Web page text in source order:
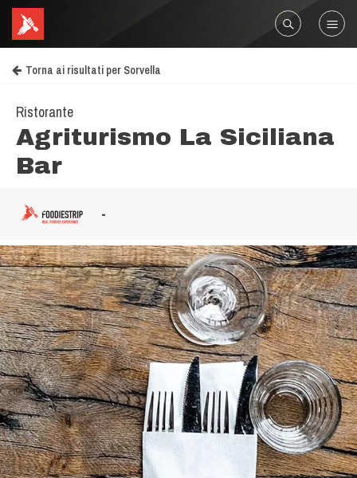
Torna ai risultati per Sorvella
Ristorante
Agriturismo La Siciliana
Bar
-